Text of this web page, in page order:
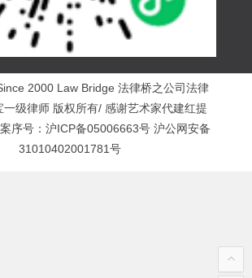
2000 Law Bridge 法律桥之公司法律
一级律师 版权所有/ 感谢艺术家代建红提
序号： 沪ICP备05006663号 沪公网安备
31010402001781号